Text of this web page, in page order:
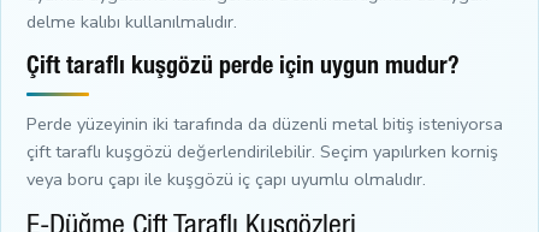
delme kalıbı kullanılmalıdır.
Çift taraflı kuşgözü perde için uygun mudur?
Perde yüzeyinin iki tarafında da düzenli metal bitiş isteniyorsa
çift taraflı kuşgözü değerlendirilebilir. Seçim yapılırken korniş
veya boru çapı ile kuşgözü iç çapı uyumlu olmalıdır.